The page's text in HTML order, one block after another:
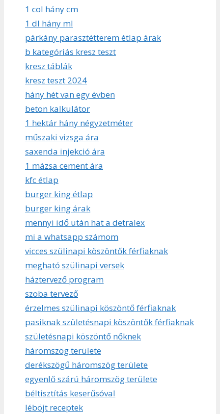
1 col hány cm
1 dl hány ml
párkány parasztétterem étlap árak
b kategóriás kresz teszt
kresz táblák
kresz teszt 2024
hány hét van egy évben
beton kalkulátor
1 hektár hány négyzetméter
műszaki vizsga ára
saxenda injekció ára
1 mázsa cement ára
kfc étlap
burger king étlap
burger king árak
mennyi idő után hat a detralex
mi a whatsapp számom
vicces szülinapi köszöntők férfiaknak
megható szülinapi versek
háztervező program
szoba tervező
érzelmes szülinapi köszöntő férfiaknak
pasiknak születésnapi köszöntők férfiaknak
születésnapi köszöntő nőknek
háromszög területe
derékszögű háromszög területe
egyenlő szárú háromszög területe
béltisztítás keserűsóval
léböjt receptek